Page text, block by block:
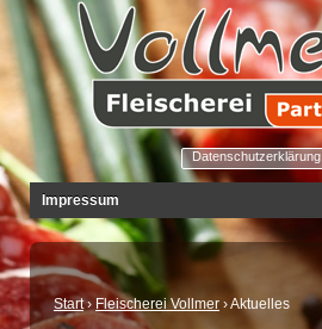
Datenschutzerklärung
Impressum
Start › Fleischerei Vollmer ›Aktuelles